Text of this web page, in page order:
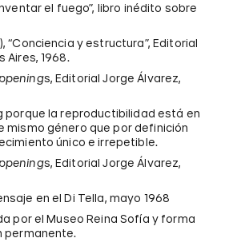
el fuego”, libro inédito sobre
“Conciencia y estructura”, Editorial
Aires, 1968.
s, Editorial Jorge Álvarez,
porque la reproductibilidad está en
mismo género que por definición
único e irrepetible.
s, Editorial Jorge Álvarez,
en el Di Tella, mayo 1968
por el Museo Reina Sofía y forma
permanente.